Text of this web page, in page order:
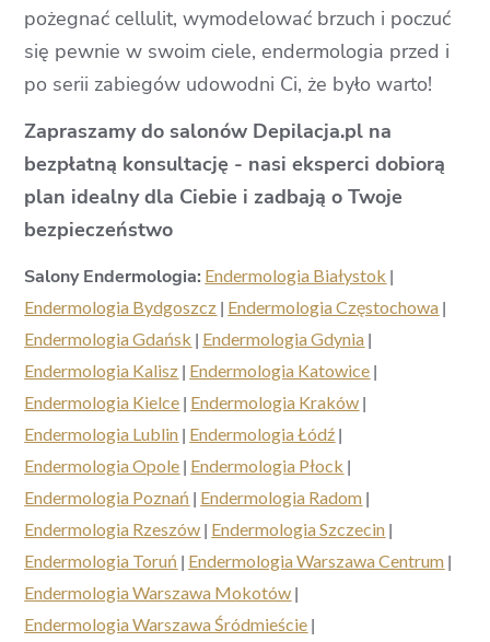
pożegnać cellulit, wymodelować brzuch i poczuć
się pewnie w swoim ciele, endermologia przed i
po serii zabiegów udowodni Ci, że było warto!
Zapraszamy do salonów Depilacja.pl na
bezpłatną konsultację - nasi eksperci dobiorą
plan idealny dla Ciebie i zadbają o Twoje
bezpieczeństwo
Salony Endermologia: Endermologia Białystok |
Endermologia Bydgoszcz | Endermologia Częstochowa |
Endermologia Gdańsk | Endermologia Gdynia |
Endermologia Kalisz | Endermologia Katowice |
Endermologia Kielce | Endermologia Kraków |
Endermologia Lublin | Endermologia Łódź |
Endermologia Opole | Endermologia Płock |
Endermologia Poznań | Endermologia Radom |
Endermologia Rzeszów | Endermologia Szczecin |
Endermologia Toruń | Endermologia Warszawa Centrum |
Endermologia Warszawa Mokotów |
Endermologia Warszawa Śródmieście |